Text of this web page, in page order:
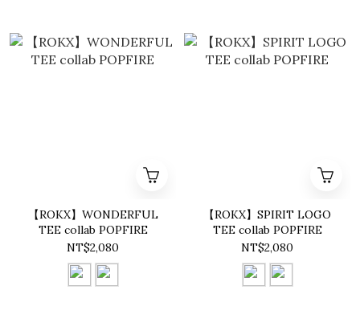
【ROKX】WONDERFUL
TEE collab POPFIRE
NT$2,080
【ROKX】SPIRIT LOGO
TEE collab POPFIRE
NT$2,080